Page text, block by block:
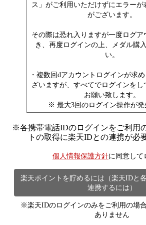
ス」がご利用いただけずにエラーが
がございます。
その際は恐れ入りますが一度ログア
き、再度ログインの上、メダル購
い。
・複数回dアカウントログインが求
ざいますが、すべてでログインをし
お願い致します。
※ 最大3回のログイン操作が発
※各携帯電話IDのログインをご利用
トの取得に楽天IDとの連携が必
個人情報保護方針に同意して
楽天ポイントを貯めるには（楽天IDと
連携するには）
※楽天IDのログインのみをご利用の場
ありません